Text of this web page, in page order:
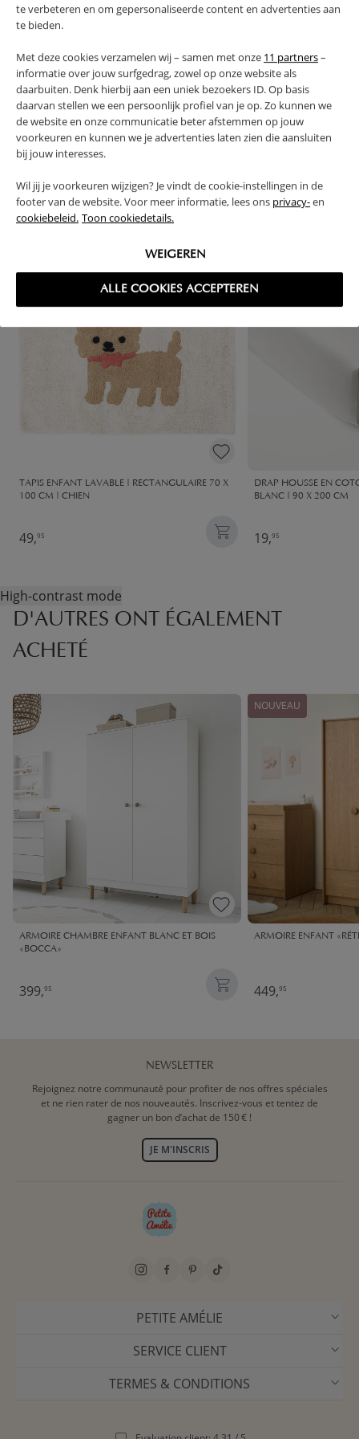
te verbeteren en om gepersonaliseerde content en advertenties aan
te bieden.
Met deze cookies verzamelen wij – samen met onze 11 partners–
informatie over jouw surfgedrag, zowel op onze website als
daarbuiten. Denk hierbij aan een uniek bezoekers ID. Op basis
daarvan stellen we een persoonlijk profiel van je op. Zo kunnen we
de website en onze communicatie beter afstemmen op jouw
voorkeuren en kunnen we je advertenties laten zien die aansluiten
bij jouw interesses.
Wil jij je voorkeuren wijzigen? Je vindt de cookie-instellingen in de
footer van de website. Voor meer informatie, lees ons privacy-en
cookiebeleid. Toon cookiedetails.
WEIGEREN
ALLE COOKIES ACCEPTEREN
RETOURS
SOUVENT ACHETÉS ENSEMBLE
TAPIS ENFANT LAVABLE | RECTANGULAIRE 70 X
100 CM | CHIEN
49,95
DRAP HOUSSE EN
BLANC | 90 X 200 CM
19,95
High-contrast mode
D'AUTRES ONT ÉGALEMENT
ACHETÉ
ARMOIRE CHAMBRE ENFANT BLANC ET BOIS
«BOCCA»
399,95
NOUVEAU
ARMOIRE ENFANT
449,95
NEWSLETTER
Rejoignez notre communauté pour profiter de nos offres spéciales
et ne rien rater de nos nouveautés. Inscrivez-vous et tentez de
gagner un bon d’achat de 150 € !
JE M'INSCRIS
PETITE AMÉLIE
SERVICE CLIENT
TERMES & CONDITIONS